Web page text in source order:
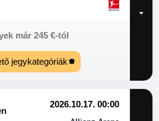
már 245 €-tól
jegykategóriák
2026.10.17. 00:00